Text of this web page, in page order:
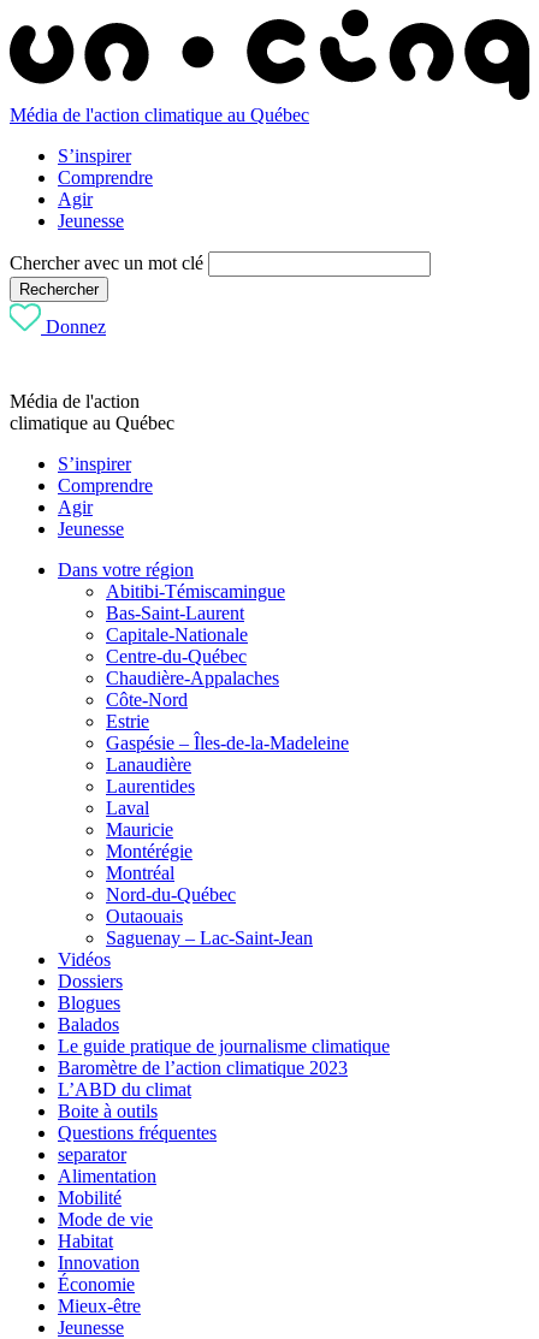
Média de l'action climatique au Québec
S’inspirer
Comprendre
Agir
Jeunesse
Chercher avec un mot clé
Rechercher
Donnez
Média de l'action
climatique au Québec
S’inspirer
Comprendre
Agir
Jeunesse
Dans votre région
Abitibi-Témiscamingue
Bas-Saint-Laurent
Capitale-Nationale
Centre-du-Québec
Chaudière-Appalaches
Côte-Nord
Estrie
Gaspésie – Îles-de-la-Madeleine
Lanaudière
Laurentides
Laval
Mauricie
Montérégie
Montréal
Nord-du-Québec
Outaouais
Saguenay – Lac-Saint-Jean
Vidéos
Dossiers
Blogues
Balados
Le guide pratique de journalisme climatique
Baromètre de l’action climatique 2023
L’ABD du climat
Boite à outils
Questions fréquentes
separator
Alimentation
Mobilité
Mode de vie
Habitat
Innovation
Économie
Mieux-être
Jeunesse